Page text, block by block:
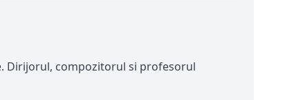
Dirijorul, compozitorul si profesorul